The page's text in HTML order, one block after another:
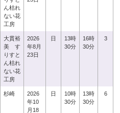
ん枯れ
ない花
工房
大貫裕
美 す
りすと
ん枯れ
ない花
工房
2026
年8月
23日
日
13時
30分
16時
30分
3
杉崎
2026
年10
月18
日
10時
30分
13時
30分
6